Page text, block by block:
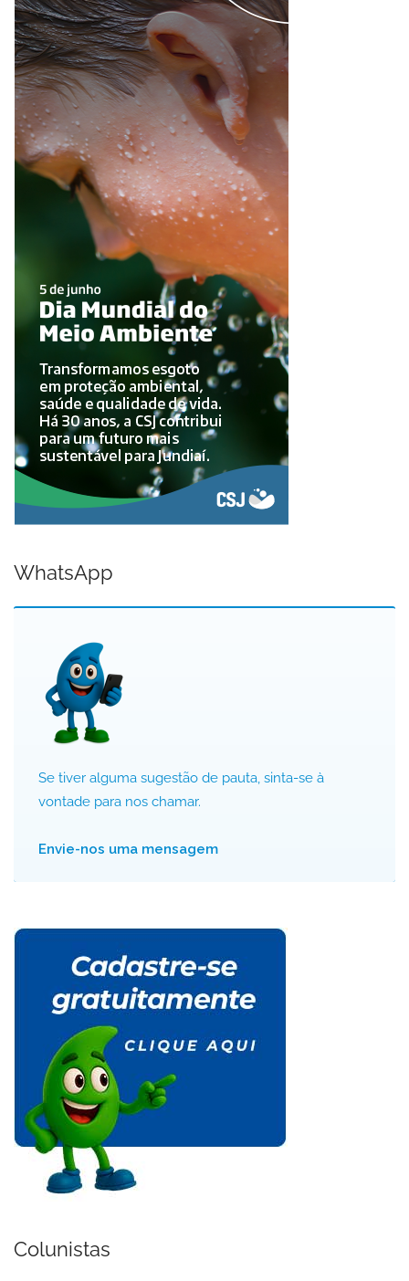
WhatsApp
Se tiver alguma sugestão de pauta, sinta-se à
vontade para nos chamar.
Envie-nos uma mensagem
Colunistas